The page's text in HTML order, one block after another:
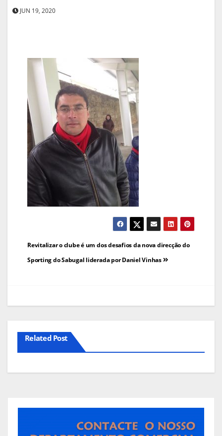
JUN 19, 2020
Navegação
de
Revitalizar o clube é um dos desafios da nova direcção do
Sporting do Sabugal liderada por Daniel Vinhas
Related Post